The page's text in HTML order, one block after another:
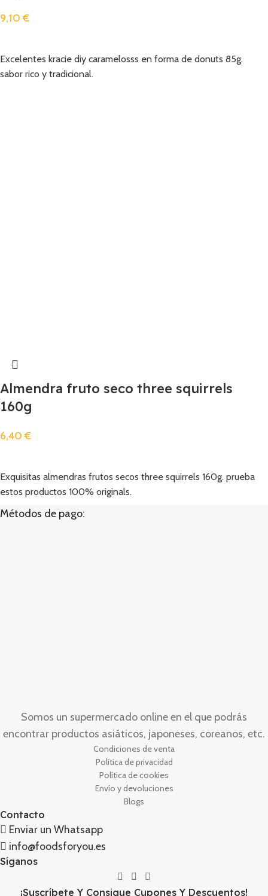
9,10€
Excelentes kracie diy caramelosss en forma de donuts 85g.
sabor rico y tradicional.
Almendra fruto seco three squirrels
160g
6,40€
Exquisitas almendras frutos secos three squirrels 160g. prueba
estos productos 100% originals.
Métodos de pago:
Somos un supermercado online en el que podrás
encontrar productos asiáticos, japoneses, coreanos, etc.
Condiciones de venta
Política de privacidad
Política de cookies
Envío y devoluciones
Blogs
Contacto
Enviar un Whatsapp
info@foodsforyou.es
Síganos
¡Suscríbete Y Consigue Cupones Y Descuentos!